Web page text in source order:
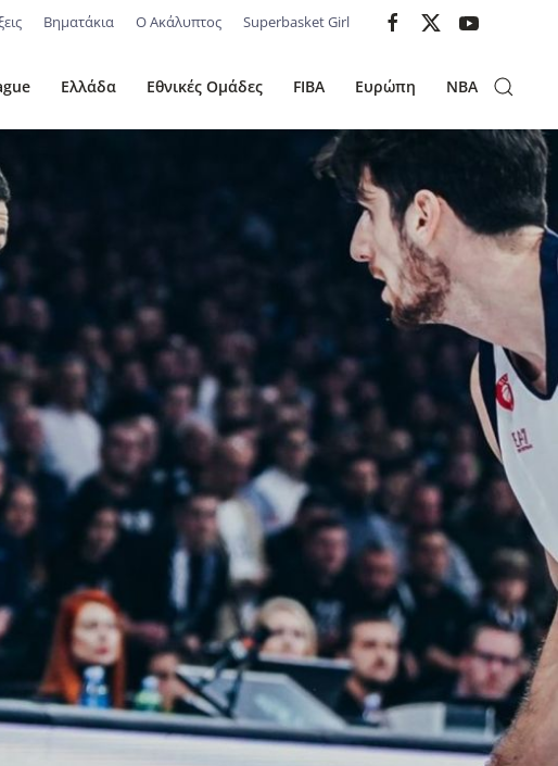
Βηματάκια Ο Ακάλυπτος Superbasket Girl
Ελλάδα Εθνικές Ομάδες FIBA Ευρώπη NBA